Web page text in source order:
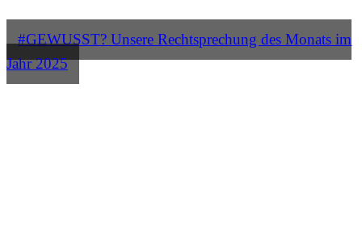
#GEWUSST? Unsere Rechtsprechung des Monats im
Jahr 2025